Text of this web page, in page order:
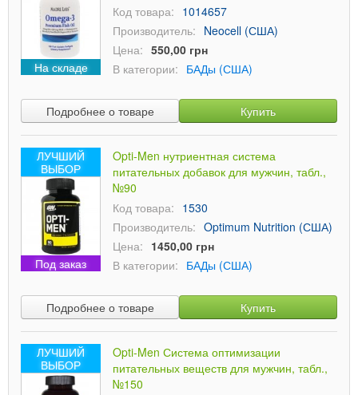
На складе
Код товара: 1014657
Производитель: Neocell (США)
Цена: 550,00 грн
В категории: БАДы (США)
Подробнее о товаре Купить
ЛУЧШИЙ
ВЫБОР
Под заказ
Opti-Men нутриентная система
питательных добавок для мужчин, табл.,
№90
Код товара: 1530
Производитель: Optimum Nutrition (США)
Цена: 1450,00 грн
В категории: БАДы (США)
Подробнее о товаре Купить
ЛУЧШИЙ
ВЫБОР
Opti-Men Система оптимизации
питательных веществ для мужчин, табл.,
№150